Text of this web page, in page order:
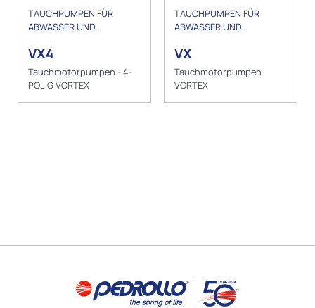
TAUCHPUMPEN FÜR
ABWASSER UND
VX4
Tauchmotorpumpen - 4-
POLIG VORTEX
TAUCHPUMPEN FÜR
ABWASSER UND
VX
Tauchmotorpumpen
VORTEX